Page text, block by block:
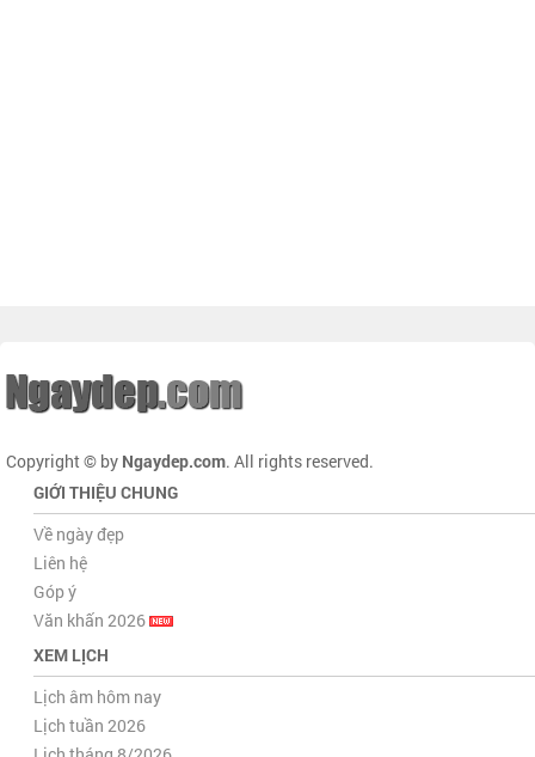
Copyright © by Ngaydep.com. All rights reserved.
GIỚI THIỆU CHUNG
Về ngày đẹp
Liên hệ
Góp ý
Văn khấn 2026
XEM LỊCH
Lịch âm hôm nay
Lịch tuần 2026